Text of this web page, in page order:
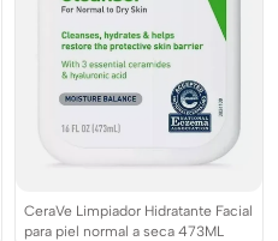
CeraVe Limpiador Hidratante Facial
para piel normal a seca 473ML